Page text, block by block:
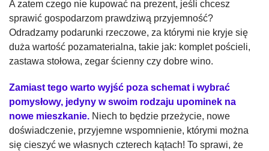
A zatem czego nie kupować na prezent, jeśli chcesz
sprawić gospodarzom prawdziwą przyjemność?
Odradzamy podarunki rzeczowe, za którymi nie kryje się
duża wartość pozamaterialna, takie jak: komplet pościeli,
zastawa stołowa, zegar ścienny czy dobre wino.
Zamiast tego warto wyjść poza schemat i wybrać
pomysłowy, jedyny w swoim rodzaju upominek na
nowe mieszkanie. Niech to będzie przeżycie, nowe
doświadczenie, przyjemne wspomnienie, którymi można
się cieszyć we własnych czterech kątach! To sprawi, że